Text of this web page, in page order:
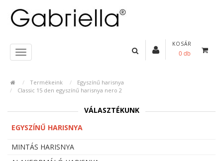
KOSÁR
0 db
Termékeink
Egyszínű harisnya
Classic 15 den egyszínű harisnya nero 2
VÁLASZTÉKUNK
EGYSZÍNŰ HARISNYA
MINTÁS HARISNYA